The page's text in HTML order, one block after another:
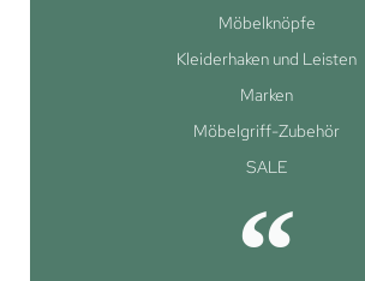
Möbelknöpfe
Kleiderhaken und Leisten
Marken
Möbelgriff-Zubehör
SALE